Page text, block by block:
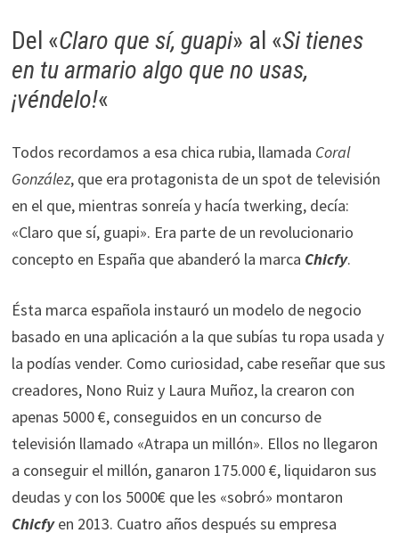
Del «Claro que sí, guapi» al «Si tienes
en tu armario algo que no usas,
¡véndelo!«
Todos recordamos a esa chica rubia, llamada Coral
González, que era protagonista de un spot de televisión
en el que, mientras sonreía y hacía twerking, decía:
«Claro que sí, guapi». Era parte de un revolucionario
concepto en España que abanderó la marca Chicfy.
Ésta marca española instauró un modelo de negocio
basado en una aplicación a la que subías tu ropa usada y
la podías vender. Como curiosidad, cabe reseñar que sus
creadores, Nono Ruiz y Laura Muñoz, la crearon con
apenas 5000 €, conseguidos en un concurso de
televisión llamado «Atrapa un millón». Ellos no llegaron
a conseguir el millón, ganaron 175.000 €, liquidaron sus
deudas y con los 5000€ que les «sobró» montaron
Chicfyen 2013. Cuatro años después su empresa